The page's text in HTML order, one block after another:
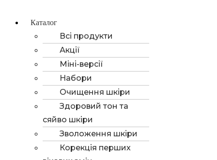
Каталог
Всі продукти
Акції
Міні-версії
Набори
Очищення шкіри
Здоровий тон та
сяйво шкіри
Зволоження шкіри
Корекція перших